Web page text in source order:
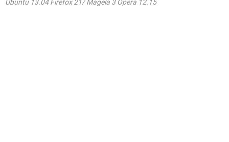
Ubuntu 13.04 Firefox 21/ Magela 3 Opera 12.15